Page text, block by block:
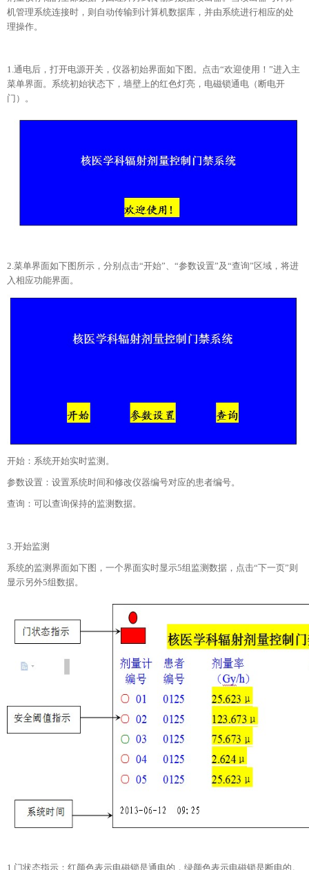
机管理系统连接时，则自动传输到计算机数据库，并由系统进行相应的处
理操作。
1.通电后，打开电源开关，仪器初始界面如下图。点击“欢迎使用！”进入主
菜单界面。系统初始状态下，墙壁上的红色灯亮，电磁锁通电（断电开
门）。
2.菜单界面如下图所示，分别点击“开始”、“参数设置”及“查询”区域，将进
入相应功能界面。
开始：系统开始实时监测。
参数设置：设置系统时间和修改仪器编号对应的患者编号。
查询：可以查询保持的监测数据。
3.开始监测
系统的监测界面如下图，一个界面实时显示5组监测数据，点击“下一页”则
显示另外5组数据。
1.门状态指示：红颜色表示电磁锁是通电的，绿颜色表示电磁锁是断电的。